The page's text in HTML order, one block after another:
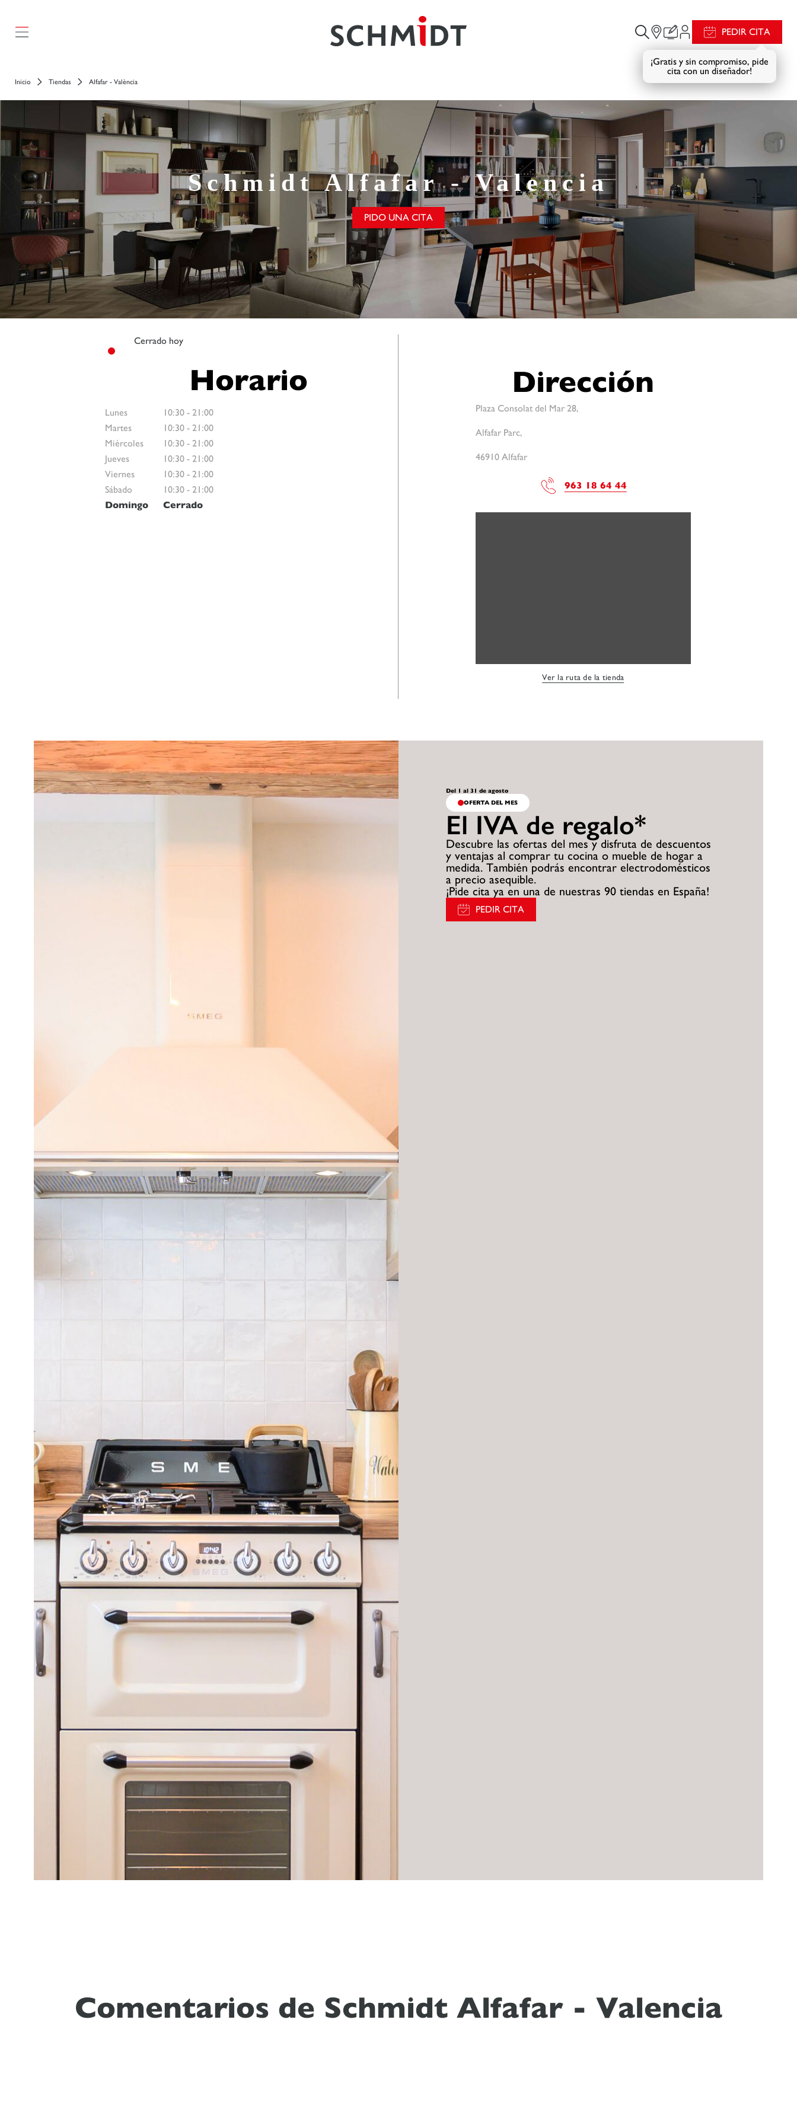
PEDIR CITA
¡Gratis y sin compromiso, pide
cita con un diseñador!
Inicio Tiendas Alfafar - València
SchmidtAlfafar - Valencia
PIDO UNA CITA
Cerrado hoy
Horario
Lunes 10:30 - 21:00
Martes
10:30 - 21:00
Miércoles
10:30 - 21:00
Jueves
10:30 - 21:00
Viernes
10:30 - 21:00
Sábado
10:30 - 21:00
Domingo
Cerrado
Dirección
Plaza Consolat del Mar 28,
Alfafar Parc,
46910 Alfafar
963 18 64 44
Ver la ruta de la tienda
Del 1 al 31 de agosto
OFERTA DEL MES
El IVA de regalo*
Descubre las ofertas del mes y disfruta de descuentos
y ventajas al comprar tu cocina o mueble de hogar a
medida. También podrás encontrar electrodomésticos
a precio asequible.
¡Pide cita ya en una de nuestras 90 tiendas en España!
PEDIR CITA
Comentarios de Schmidt Alfafar - Valencia